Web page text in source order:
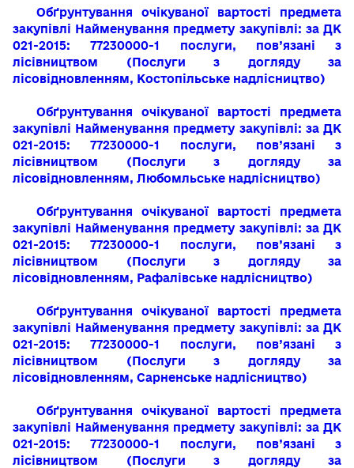
Обґрунтування очікуваної вартості предмета
закупівлі Найменування предмету закупівлі: за ДК
021-2015: 77230000-1 послуги, пов’язані з
лісівництвом (Послуги з догляду за
лісовідновленням, Костопільське надлісництво)
Обґрунтування очікуваної вартості предмета
закупівлі Найменування предмету закупівлі: за ДК
021-2015: 77230000-1 послуги, пов’язані з
лісівництвом (Послуги з догляду за
лісовідновленням, Любомльське надлісництво)
Обґрунтування очікуваної вартості предмета
закупівлі Найменування предмету закупівлі: за ДК
021-2015: 77230000-1 послуги, пов’язані з
лісівництвом (Послуги з догляду за
лісовідновленням, Рафалівське надлісництво)
Обґрунтування очікуваної вартості предмета
закупівлі Найменування предмету закупівлі: за ДК
021-2015: 77230000-1 послуги, пов’язані з
лісівництвом (Послуги з догляду за
лісовідновленням, Сарненське надлісництво)
Обґрунтування очікуваної вартості предмета
закупівлі Найменування предмету закупівлі: за ДК
021-2015: 77230000-1 послуги, пов’язані з
лісівництвом (Послуги з догляду за